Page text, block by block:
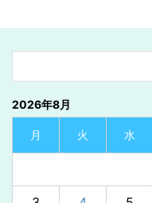
2026年8月
月 火 水